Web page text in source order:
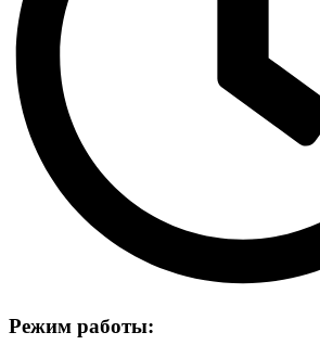
Режим работы: